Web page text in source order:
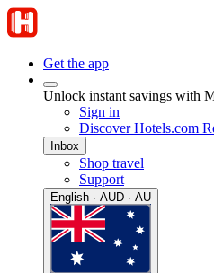
Get the app
Unlock instant savings with
Sign in
Discover Hotels.com
Inbox
Shop travel
Support
English · AUD · AU